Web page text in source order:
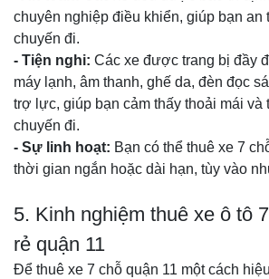
chuyên nghiệp điều khiển, giúp bạn an
chuyến đi.
- Tiện nghi: Các xe được trang bị đầy
máy lạnh, âm thanh, ghế da, đèn đọc
trợ lực, giúp bạn cảm thấy thoải mái và
chuyến đi.
- Sự linh hoạt: Bạn có thể thuê xe 7
thời gian ngắn hoặc dài hạn, tùy vào
5. Kinh nghiệm thuê xe ô tô
rẻ quận 11
Để thuê xe 7 chỗ quận 11 một cách